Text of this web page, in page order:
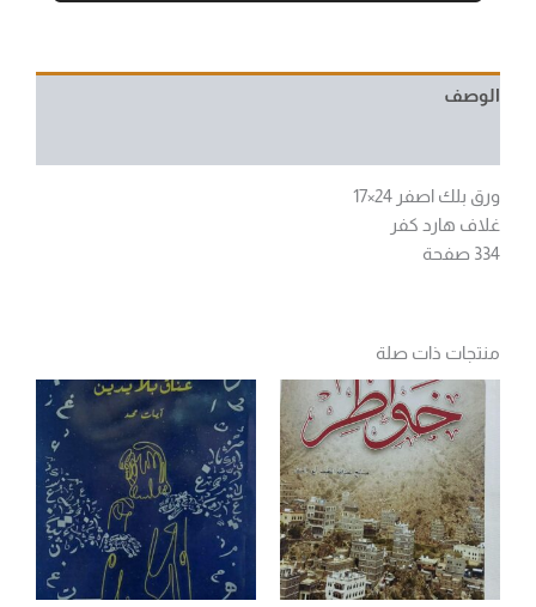
الوصف
ورق بلك اصفر 24×17
غلاف هارد كفر
334 صفحة
منتجات ذات صلة